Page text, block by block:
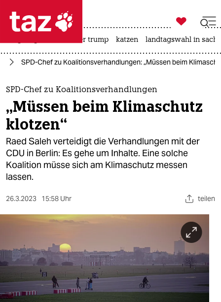
 taz zahl ich
taz zahl ich
themen
politik
öko
gesellschaft
kultur
sport
berlin
nord
wahrheit
verlag

taz zahl ich
usa unter trump katzen landtagswahl in
SPD-Chef zu Koalitionsverhandlungen: „Müssen beim
SPD-Chef zu Koalitionsverhandlungen
„Müssen beim Klimaschutz
klotzen“
Raed Saleh verteidigt die Verhandlungen mit der
CDU in Berlin: Es gehe um Inhalte. Eine solche
Koalition müsse sich am Klimaschutz messen
lassen.
26.3.2023 15:58 Uhr teilen